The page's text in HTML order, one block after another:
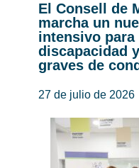
El Consell de
marcha un
intensivo para
discapacidad
graves de
27 de julio de 2026